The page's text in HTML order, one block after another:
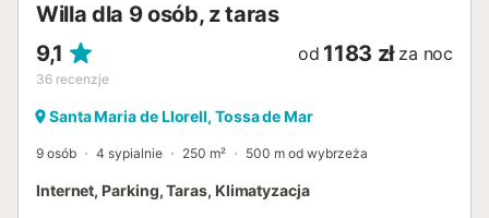
Willa dla 9 osób, z taras
9,1
36 recenzje
od 1183 zł za noc
Santa Maria de Llorell, Tossa de Mar
9 osób 4 sypialnie 250 m² 500 m od wybrzeża
Internet, Parking, Taras, Klimatyzacja